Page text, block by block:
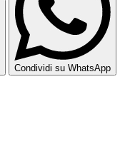
Condividi su WhatsApp